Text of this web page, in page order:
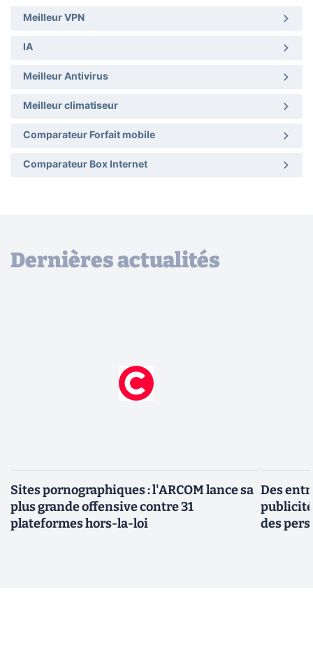
Meilleur VPN
IA
Meilleur Antivirus
Meilleur climatiseur
Comparateur Forfait mobile
Comparateur Box Internet
Dernières actualités
Sites pornographiques : l'ARCOM lance sa
plus grande offensive contre 31
plateformes hors-la-loi
Des
des